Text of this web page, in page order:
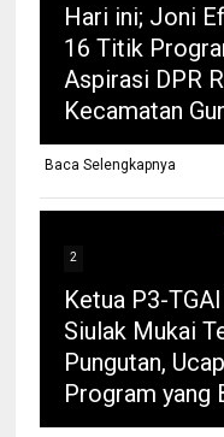
Hari ini; Joni
16 Titik
Aspirasi DPR
Kecamatan
Baca Selengkapnya
2
Ketua P3-
Siulak Mukai
Pungutan,
Program yang